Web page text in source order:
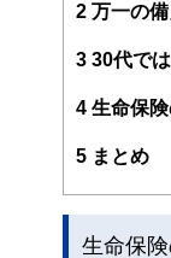
2 万一の
3 30代で
4 生命保
5 まとめ
生命保